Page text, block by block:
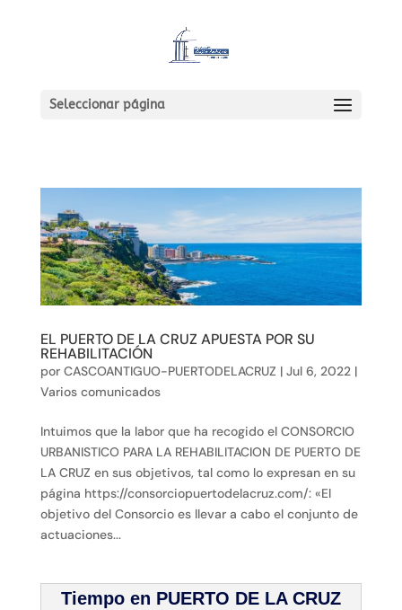
Seleccionar página
EL PUERTO DE LA CRUZ APUESTA POR SU
REHABILITACIÓN
por CASCOANTIGUO-PUERTODELACRUZ | Jul 6, 2022|
Varios comunicados
Intuimos que la labor que ha recogido el CONSORCIO
URBANISTICO PARA LA REHABILITACION DE PUERTO DE
LA CRUZ en sus objetivos, tal como lo expresan en su
página https://consorciopuertodelacruz.com/: «El
objetivo del Consorcio es llevar a cabo el conjunto de
actuaciones...
Tiempo en PUERTO DE LA CRUZ